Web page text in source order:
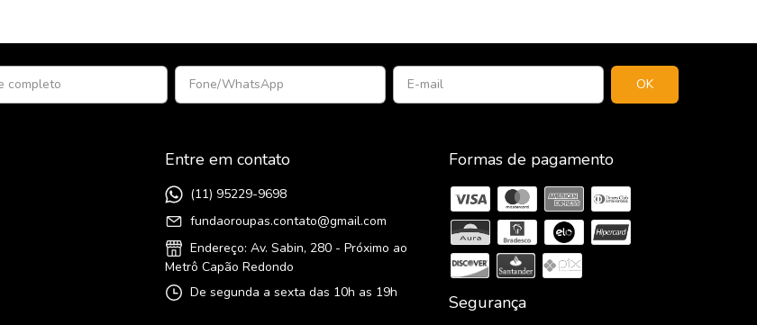
Entre em contato
(11) 95229-9698
fundaoroupas.contato@gmail.com
Endereço: Av. Sabin, 280 - Próximo ao
Metrô Capão Redondo
De segunda a sexta das 10h as 19h
Formas de pagamento
Segurança